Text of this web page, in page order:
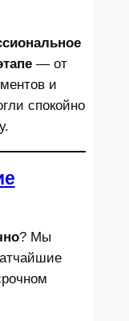
— от
и
спокойно
? Мы